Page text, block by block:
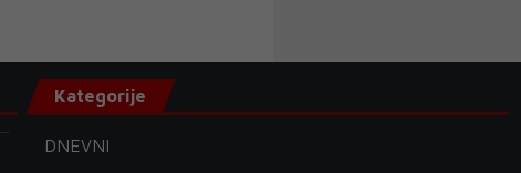
Kategorije
DNEVNI